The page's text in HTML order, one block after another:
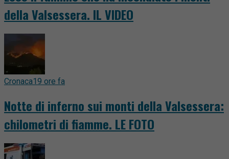
della Valsessera. IL VIDEO
Cronaca19 ore fa
Notte di inferno sui monti della Valsessera:
chilometri di fiamme. LE FOTO